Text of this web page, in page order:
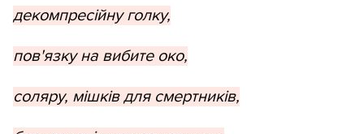
декомпресійну голку,
пов'язку на вибите око,
соляру, мішків для смертників,